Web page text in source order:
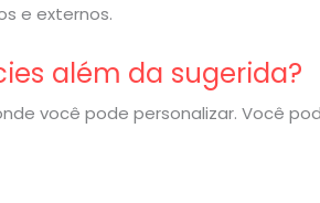
e externos.
além da sugerida?
você pode personalizar. Você